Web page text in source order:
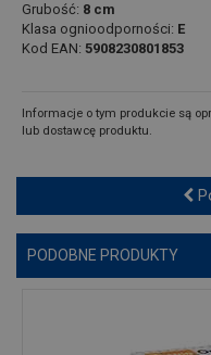
Grubość: 8 cm
Klasa ognioodporności: E
Kod EAN: 5908230801853
Informacje o tym produkcie są
lub dostawcę produktu.
PODOBNE PRODUKTY